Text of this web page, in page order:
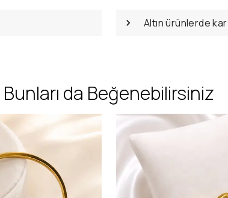
Altın ürünlerde
Bunları da Beğenebilirsiniz